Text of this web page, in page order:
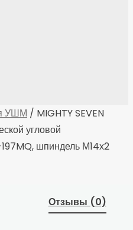
УШМ / MIGHTY SEVEN
угловой
шпиндель М14х2
Отзывы (0)